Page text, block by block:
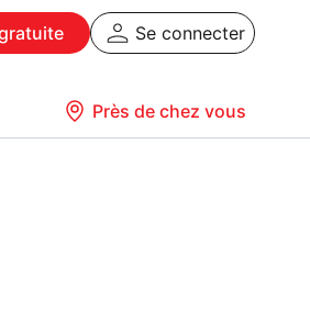
Se connecter
Près de chez vous